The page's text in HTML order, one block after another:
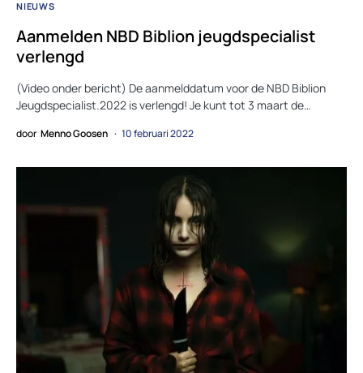
NIEUWS
Aanmelden NBD Biblion jeugdspecialist
verlengd
(Video onder bericht) De aanmelddatum voor de NBD Biblion
Jeugdspecialist.2022 is verlengd! Je kunt tot 3 maart de…
door Menno Goosen 10 februari 2022